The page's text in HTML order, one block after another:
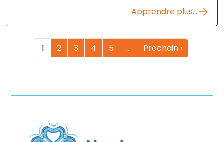
Apprendre plus...
1 2 3 4 5 … Prochain ›